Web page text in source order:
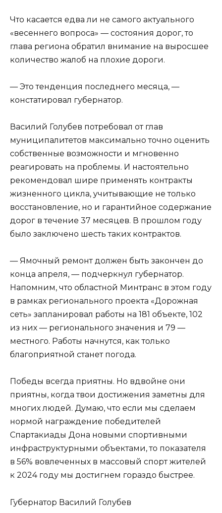
Что касается едва ли не самого актуального
«весеннего вопроса» — состояния дорог, то
глава региона обратил внимание на выросшее
количество жалоб на плохие дороги.
— Это тенденция последнего месяца, —
констатировал губернатор.
Василий Голубев потребовал от глав
муниципалитетов максимально точно оценить
собственные возможности и мгновенно
реагировать на проблемы. И настоятельно
рекомендовал шире применять контракты
жизненного цикла, учитывающие не только
восстановление, но и гарантийное содержание
дорог в течение 37 месяцев. В прошлом году
было заключено шесть таких контрактов.
— Ямочный ремонт должен быть закончен до
конца апреля, — подчеркнул губернатор.
Напомним, что областной Минтранс в этом году
в рамках регионального проекта «Дорожная
сеть» запланировал работы на 181 объекте, 102
из них — регионального значения и 79 —
местного. Работы начнутся, как только
благоприятной станет погода.
Победы всегда приятны. Но вдвойне они
приятны, когда твои достижения заметны для
многих людей. Думаю, что если мы сделаем
нормой награждение победителей
Спартакиады Дона новыми спортивными
инфраструктурными объектами, то показателя
в 56% вовлеченных в массовый спорт жителей
к 2024 году мы достигнем гораздо быстрее.
Губернатор Василий Голубев